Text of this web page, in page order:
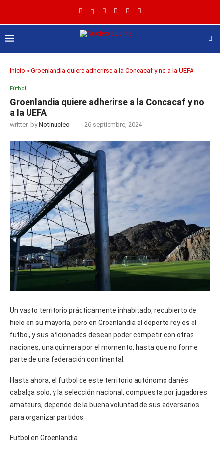
Inicio » Groenlandia quiere adherirse a la Concacaf y no a la UEFA
Fútbol
Groenlandia quiere adherirse a la Concacaf y no
a la UEFA
written byNotinucleo 26 septiembre, 2024
Un vasto territorio prácticamente inhabitado, recubierto de
hielo en su mayoría, pero en Groenlandia el deporte rey es el
futbol, y sus aficionados desean poder competir con otras
naciones, una quimera por el momento, hasta que no forme
parte de una federación continental.
Hasta ahora, el futbol de este territorio autónomo danés
cabalga solo, y la selección nacional, compuesta por jugadores
amateurs, depende de la buena voluntad de sus adversarios
para organizar partidos.
Futbol en Groenlandia